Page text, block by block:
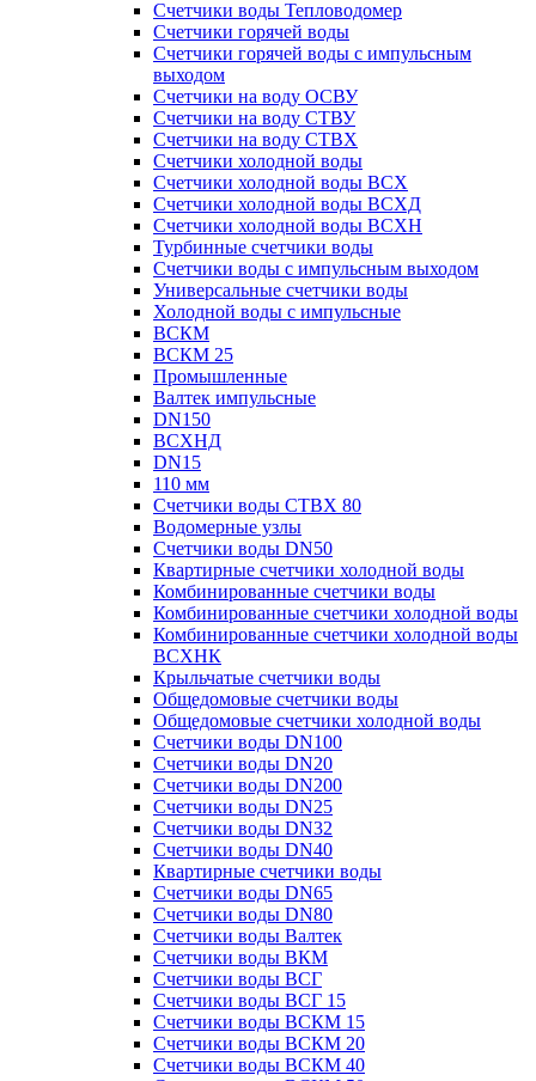
Счетчики воды Тепловодомер
Счетчики горячей воды
Счетчики горячей воды с импульсным
выходом
Счетчики на воду ОСВУ
Счетчики на воду СТВУ
Счетчики на воду СТВХ
Счетчики холодной воды
Счетчики холодной воды ВСХ
Счетчики холодной воды ВСХД
Счетчики холодной воды ВСХН
Турбинные счетчики воды
Счетчики воды с импульсным выходом
Универсальные счетчики воды
Холодной воды с импульсные
ВСКМ
ВСКМ 25
Промышленные
Валтек импульсные
DN150
ВСХНД
DN15
110 мм
Счетчики воды СТВХ 80
Водомерные узлы
Счетчики воды DN50
Квартирные счетчики холодной воды
Комбинированные счетчики воды
Комбинированные счетчики холодной воды
Комбинированные счетчики холодной воды
ВСХНК
Крыльчатые счетчики воды
Общедомовые счетчики воды
Общедомовые счетчики холодной воды
Счетчики воды DN100
Счетчики воды DN20
Счетчики воды DN200
Счетчики воды DN25
Счетчики воды DN32
Счетчики воды DN40
Квартирные счетчики воды
Счетчики воды DN65
Счетчики воды DN80
Счетчики воды Валтек
Счетчики воды ВКМ
Счетчики воды ВСГ
Счетчики воды ВСГ 15
Счетчики воды ВСКМ 15
Счетчики воды ВСКМ 20
Счетчики воды ВСКМ 40